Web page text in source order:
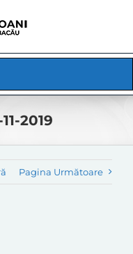
2019
Pagina Următoare